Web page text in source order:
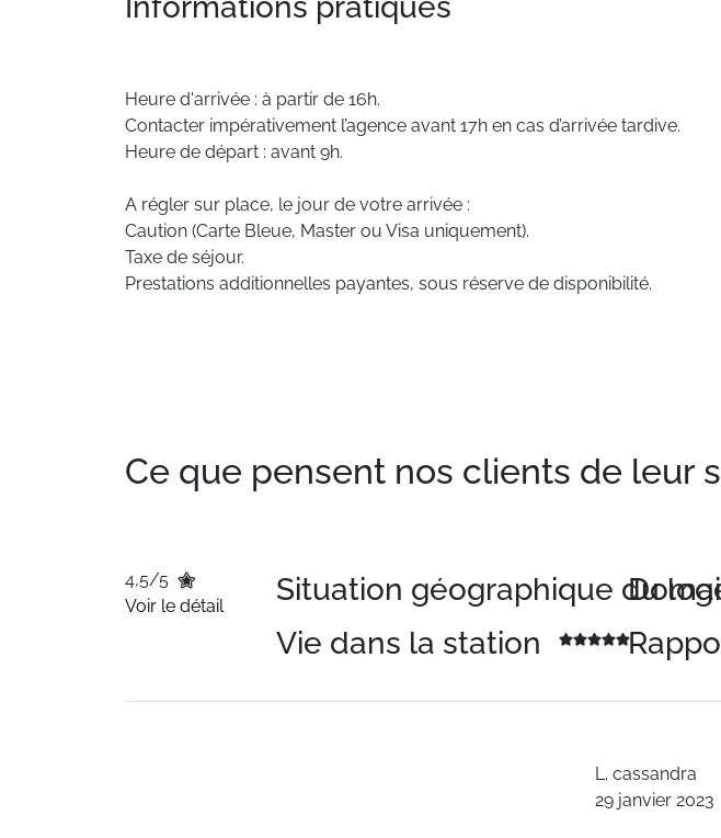
Heure d'arrivée : à partir de 16h.
Contacter impérativement l’agence avant 17h en cas d’arrivée tardive.
Heure de départ : avant 9h.
A régler sur place, le jour de votre arrivée :
Caution (Carte Bleue, Master ou Visa uniquement).
Taxe de séjour.
Prestations additionnelles payantes, sous réserve de disponibilité.
Ce que pensent nos clients de leur
4,5/5
Voir le détail
Situation géographique du
Vie dans la station
L. cassandra
29 janvier 2023